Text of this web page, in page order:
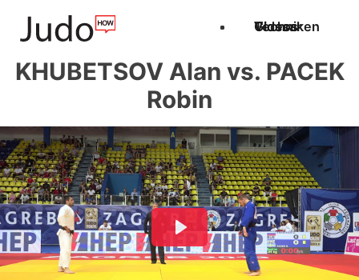
Techniken
Videos
Glossar
KHUBETSOV Alan vs. PACEK
Robin